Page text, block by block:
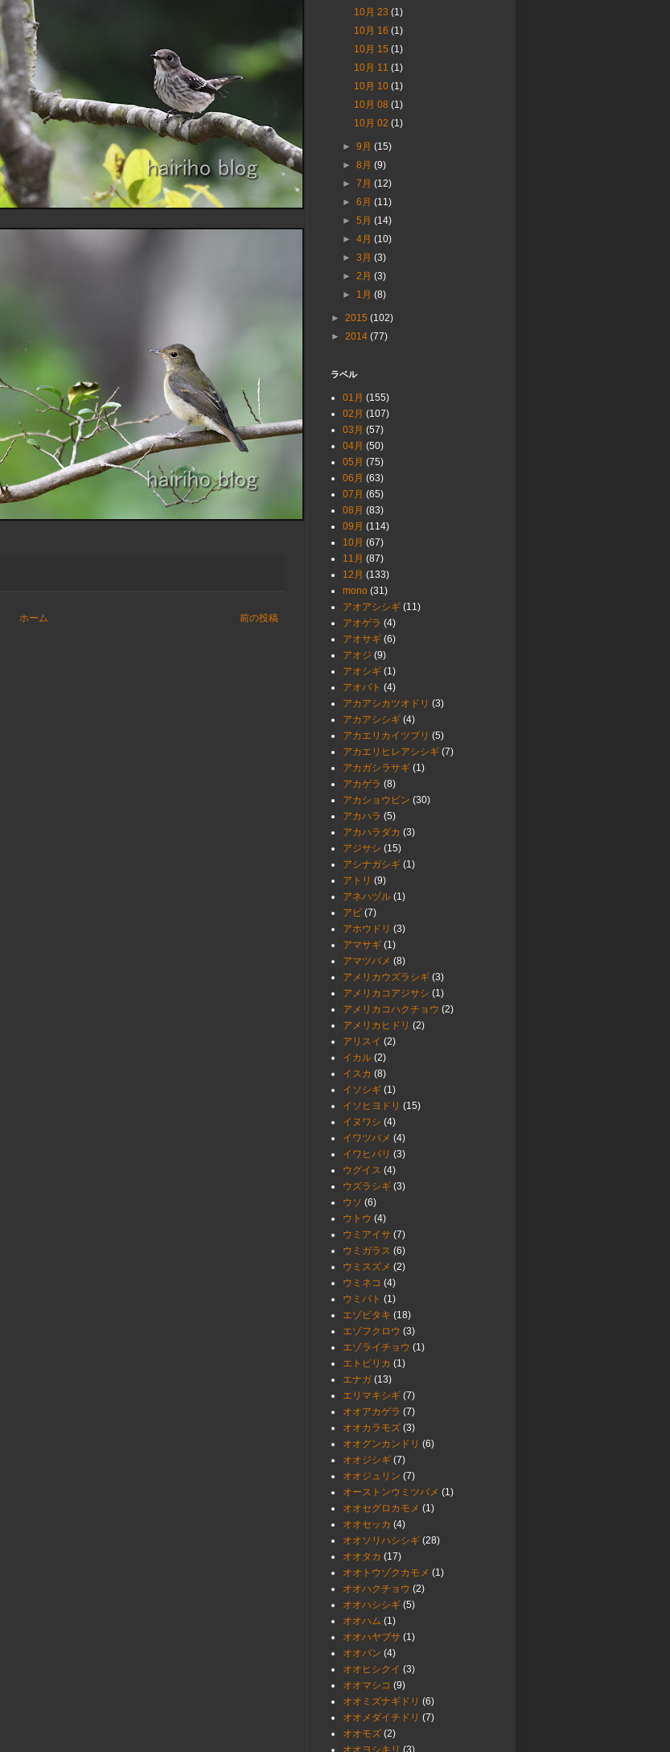
前の投稿
ホーム
10月 23 (1)
10月 16 (1)
10月 15 (1)
10月 11 (1)
10月 10 (1)
10月 08 (1)
10月 02 (1)
►9月(15)
►8月(9)
►7月(12)
►6月(11)
►5月(14)
►4月(10)
►3月(3)
► 2月(3)
► 1月(8)
► 2015 (102)
► 2014 (77)
ラベル
01月 (155)
02月 (107)
03月 (57)
04月 (50)
05月 (75)
06月 (63)
07月 (65)
08月 (83)
09月 (114)
10月 (67)
11月 (87)
12月 (133)
mono (31)
アオアシシギ (11)
アオゲラ (4)
アオサギ (6)
アオジ (9)
アオシギ (1)
アオバト (4)
アカアシカツオドリ (3)
アカアシシギ (4)
アカエリカイツブリ (5)
アカエリヒレアシシギ (7)
アカガシラサギ (1)
アカゲラ (8)
アカショウビン (30)
アカハラ (5)
アカハラダカ (3)
アジサシ (15)
アシナガシギ (1)
アトリ (9)
アネハヅル (1)
アビ (7)
アホウドリ (3)
アマサギ (1)
アマツバメ (8)
アメリカウズラシギ (3)
アメリカコアジサシ (1)
アメリカコハクチョウ (2)
アメリカヒドリ (2)
アリスイ (2)
イカル (2)
イスカ (8)
イソシギ (1)
イソヒヨドリ (15)
イヌワシ (4)
イワツバメ (4)
イワヒバリ (3)
ウグイス (4)
ウズラシギ (3)
ウソ (6)
ウトウ (4)
ウミアイサ (7)
ウミガラス (6)
ウミスズメ (2)
ウミネコ (4)
ウミバト (1)
エゾビタキ (18)
エゾフクロウ (3)
エゾライチョウ (1)
エトピリカ (1)
エナガ (13)
エリマキシギ (7)
オオアカゲラ (7)
オオカラモズ (3)
オオグンカンドリ (6)
オオジシギ (7)
オオジュリン (7)
オーストンウミツバメ (1)
オオセグロカモメ (1)
オオセッカ (4)
オオソリハシシギ (28)
オオタカ (17)
オオトウゾクカモメ (1)
オオハクチョウ (2)
オオハシシギ (5)
オオハム (1)
オオハヤブサ (1)
オオバン (4)
オオヒシクイ (3)
オオマシコ (9)
オオミズナギドリ (6)
オオメダイチドリ (7)
オオモズ (2)
オオヨシキリ (3)